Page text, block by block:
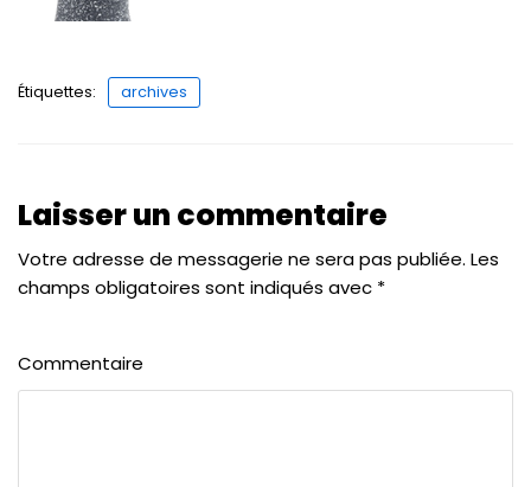
Étiquettes: archives
Laisser un commentaire
Votre adresse de messagerie ne sera pas publiée. Les
champs obligatoires sont indiqués avec *
Commentaire